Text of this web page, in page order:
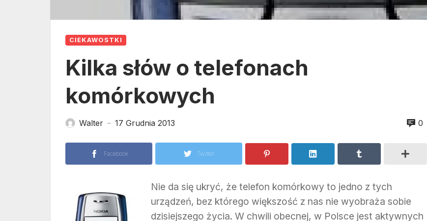
CIEKAWOSTKI
Kilka słów o telefonach
komórkowych
Walter — 17 Grudnia 2013 0
Facebook Twitter
Nie da się ukryć, że telefon komórkowy to jedno z tych
urządzeń, bez którego większość z nas nie wyobraża sobie
dzisiejszego życia. W chwili obecnej, w Polsce jest aktywnych